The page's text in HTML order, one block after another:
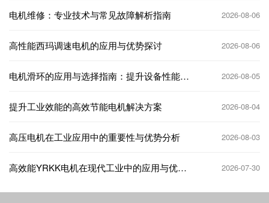
电机维修：专业技术与常见故障解析指南 2026-08-06
高性能西玛调速电机的应用与优势探讨 2026-08-06
电机滑环的应用与选择指南：提升设备性能的
2026-08-05
提升工业效能的高效节能电机解决方案 2026-08-04
高压电机在工业应用中的重要性与优势分析 2026-08-03
高效能YRKK电机在现代工业中的应用与优势
2026-07-30